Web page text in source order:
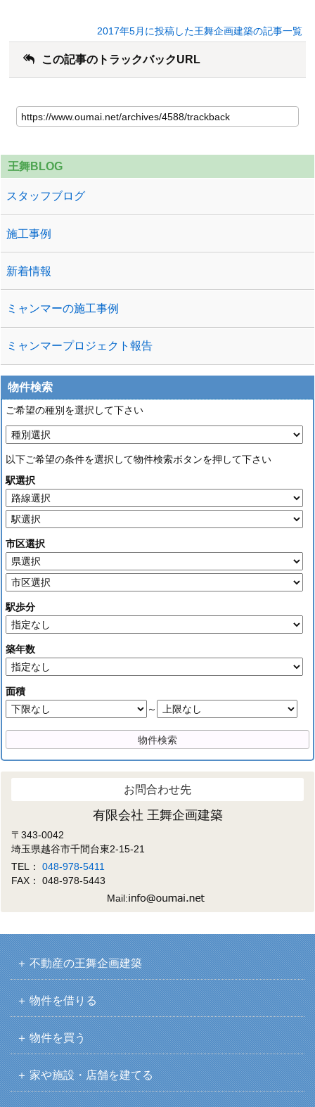
2017年5月に投稿した王舞企画建築の記事一覧
この記事のトラックバックURL
王舞BLOG
スタッフブログ
施工事例
新着情報
ミャンマーの施工事例
ミャンマープロジェクト報告
物件検索
ご希望の種別を選択して下さい
以下ご希望の条件を選択して物件検索ボタンを押して下さい
駅選択
市区選択
駅歩分
築年数
面積
～
お問合わせ先
有限会社 王舞企画建築
〒343-0042
埼玉県越谷市千間台東2-15-21
TEL：048-978-5411
FAX： 048-978-5443
Mail:
不動産の王舞企画建築
物件を借りる
物件を買う
家や施設・店舗を建てる